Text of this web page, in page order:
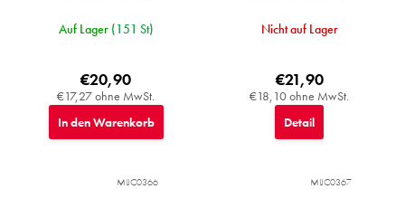
Auf Lager (151 St)
€17,27 ohne MwSt.
€20,90
In den Warenkorb
Nicht auf Lager
€18,10 ohne MwSt.
€21,90
Detail
MIJC0366 MIJC0367